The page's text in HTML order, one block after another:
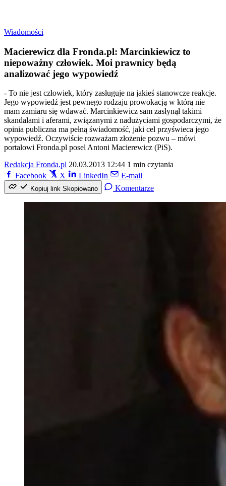
Wiadomości
Macierewicz dla Fronda.pl: Marcinkiewicz to
niepoważny człowiek. Moi prawnicy będą
analizować jego wypowiedź
- To nie jest człowiek, który zasługuje na jakieś stanowcze reakcje.
Jego wypowiedź jest pewnego rodzaju prowokacją w którą nie
mam zamiaru się wdawać. Marcinkiewicz sam zasłynął takimi
skandalami i aferami, związanymi z nadużyciami gospodarczymi, że
opinia publiczna ma pełną świadomość, jaki cel przyświeca jego
wypowiedź. Oczywiście rozważam złożenie pozwu – mówi
portalowi Fronda.pl posel Antoni Macierewicz (PiS).
Redakcja Fronda.pl 20.03.2013 12:44 1 min czytania
Facebook
X LinkedIn E-mail
Kopiuj link Skopiowano Komentarze